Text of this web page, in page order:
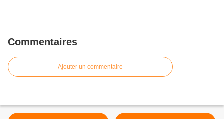
Commentaires
Ajouter un commentaire